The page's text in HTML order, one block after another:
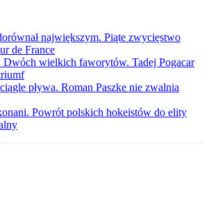
największym. Piąte zwycięstwo
de France
Dwóch wielkich faworytów. Tadej Pogacar
pływa. Roman Paszke nie zwalnia
Powrót polskich hokeistów do elity